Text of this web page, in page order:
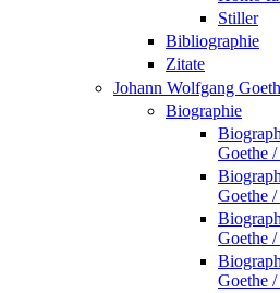
Stiller
Bibliographie
Zitate
Johann Wolfgang
Biographie
Goethe /
Goethe
Goethe
Goethe